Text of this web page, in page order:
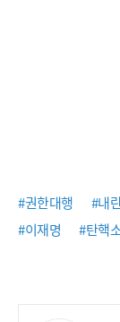
#권한대행 #내
#이재명
#탄핵